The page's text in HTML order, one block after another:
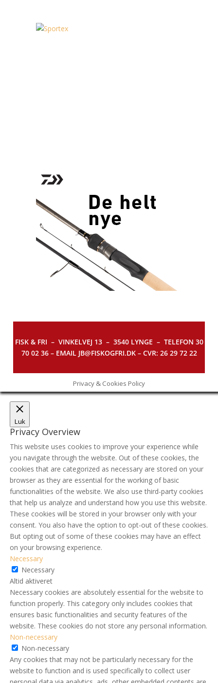
FISK & FRI – VINKELVEJ 13 – 3540 LYNGE – TELEFON 30
70 02 36 – EMAIL JB@FISKOGFRI.DK – CVR: 26 29 72 22
Privacy & Cookies Policy
Luk
Privacy Overview
This website uses cookies to improve your experience while
you navigate through the website. Out of these cookies, the
cookies that are categorized as necessary are stored on your
browser as they are essential for the working of basic
functionalities of the website. We also use third-party cookies
that help us analyze and understand how you use this website.
These cookies will be stored in your browser only with your
consent. You also have the option to opt-out of these cookies.
But opting out of some of these cookies may have an effect
on your browsing experience.
Necessary
Necessary
Altid aktiveret
Necessary cookies are absolutely essential for the website to
function properly. This category only includes cookies that
ensures basic functionalities and security features of the
website. These cookies do not store any personal information.
Non-necessary
Non-necessary
Any cookies that may not be particularly necessary for the
website to function and is used specifically to collect user